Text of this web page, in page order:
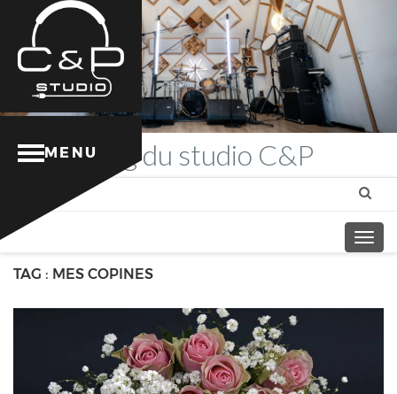
MENUBlogdu studio C&P
TAG : MES COPINES